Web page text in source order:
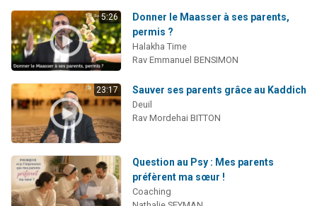
5:26
Donner le Maasser à ses parents,
permis ?
Halakha Time
Rav Emmanuel BENSIMON
23:17 Sauver ses parents grâce au Kaddich
Deuil
Rav Mordehai BITTON
Question au Psy : Mes parents
préfèrent ma sœur !
Coaching